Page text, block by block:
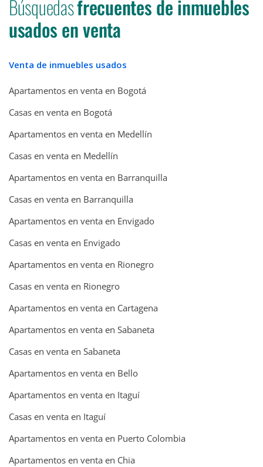
Búsquedasfrecuentes de inmuebles
usados en venta
Venta de inmuebles usados
Apartamentos en venta en Bogotá
Casas en venta en Bogotá
Apartamentos en venta en Medellín
Casas en venta en Medellín
Apartamentos en venta en Barranquilla
Casas en venta en Barranquilla
Apartamentos en venta en Envigado
Casas en venta en Envigado
Apartamentos en venta en Rionegro
Casas en venta en Rionegro
Apartamentos en venta en Cartagena
Apartamentos en venta en Sabaneta
Casas en venta en Sabaneta
Apartamentos en venta en Bello
Apartamentos en venta en Itaguí
Casas en venta en Itaguí
Apartamentos en venta en Puerto Colombia
Apartamentos en venta en Chia